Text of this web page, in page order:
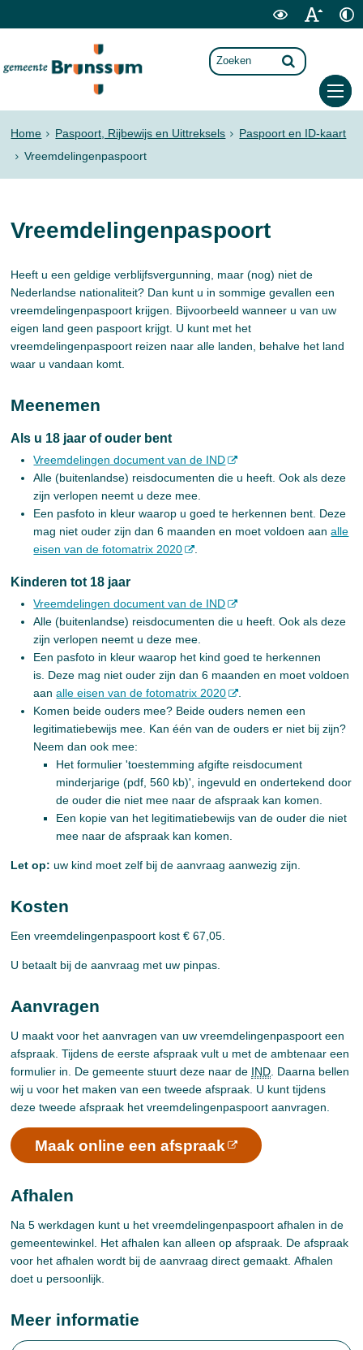
Home Paspoort, Rijbewijs en Uittreksels
Paspoort en ID-kaart
Vreemdelingenpaspoort
Vreemdelingenpaspoort
Heeft u een geldige verblijfsvergunning, maar (nog) niet de
Nederlandse nationaliteit? Dan kunt u in sommige gevallen een
vreemdelingenpaspoort krijgen. Bijvoorbeeld wanneer u van uw
eigen land geen paspoort krijgt. U kunt met het
vreemdelingenpaspoort reizen naar alle landen, behalve het land
waar u vandaan komt.
Meenemen
Als u 18 jaar of ouder bent
Vreemdelingen document van de IND
Alle (buitenlandse) reisdocumenten die u heeft. Ook als deze
zijn verlopen neemt u deze mee.
Een pasfoto in kleur waarop u goed te herkennen bent. Deze
mag niet ouder zijn dan 6 maanden en moet voldoen aanalle
eisen van de fotomatrix 2020
Kinderen tot 18 jaar
Vreemdelingen document van de IND
Alle (buitenlandse) reisdocumenten die u heeft. Ook als deze
zijn verlopen neemt u deze mee.
Een pasfoto in kleur waarop het kind goed te herkennen
is. Deze mag niet ouder zijn dan 6 maanden en moet voldoen
aanalle eisen van de fotomatrix 2020
Komen beide ouders mee? Beide ouders nemen een
legitimatiebewijs mee. Kan één van de ouders er niet bij zijn?
Neem dan ook mee:
Het formulier 'toestemming afgifte reisdocument
minderjarige (pdf, 560 kb)', ingevuld en ondertekend door
de ouder die niet mee naar de afspraak kan komen.
Een kopie van het legitimatiebewijs van de ouder die niet
mee naar de afspraak kan komen.
Let op:uw kind moet zelf bij de aanvraag aanwezig zijn.
Kosten
Een vreemdelingenpaspoort kost € 67,05.
U betaalt bij de aanvraag met uw pinpas.
Aanvragen
U maakt voor het aanvragen van uw vreemdelingenpaspoort een
afspraak. Tijdens de eerste afspraak vult u met de ambtenaar een
formulier in. De gemeente stuurt deze naar de IND . Daarna bellen
wij u voor het maken van een tweede afspraak. U kunt tijdens
deze tweede afspraak het vreemdelingenpaspoort aanvragen.
Maak online een afspraak
Afhalen
Na 5 werkdagen kunt u het vreemdelingenpaspoort afhalen in de
gemeentewinkel. Het afhalen kan alleen op afspraak. De afspraak
voor het afhalen wordt bij de aanvraag direct gemaakt. Afhalen
doet u persoonlijk.
Meer informatie